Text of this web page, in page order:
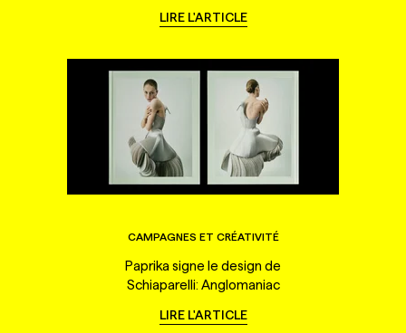
LIRE L'ARTICLE
CAMPAGNES ET CRÉATIVITÉ
Paprika signe le design de
Schiaparelli: Anglomaniac
LIRE L'ARTICLE